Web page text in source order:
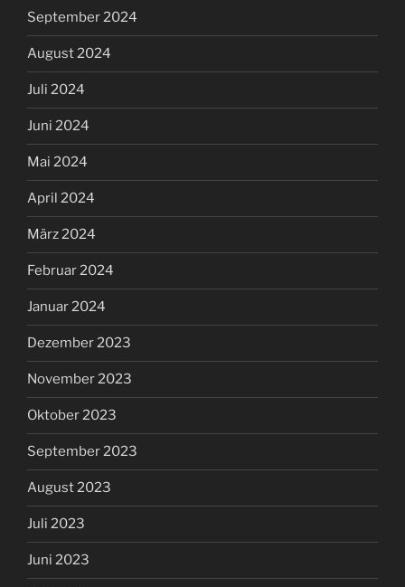
September 2024
August 2024
Juli 2024
Juni 2024
Mai 2024
April 2024
März 2024
Februar 2024
Januar 2024
Dezember 2023
November 2023
Oktober 2023
September 2023
August 2023
Juli 2023
Juni 2023